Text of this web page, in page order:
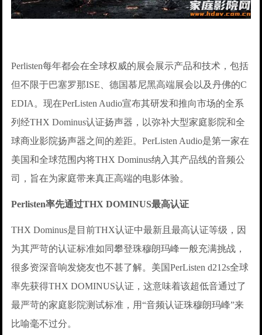
Perlisten每年都会在全球权威的展会展示产品和技术，包括
但不限于巴塞罗那ISE、德国慕尼黑高端展会以及丹佛的C
EDIA。现在PerListen Audio宣布其研发和推向市场的全系
列经THX Dominus认证扬声器，以弥补大型家庭影院和全
球商业影院扬声器之间的差距。PerListen Audio是第一家在
美国和全球范围内将THX Dominus纳入其产品线的音频公
司，旨在为家庭带来真正高端的电影体验。
Perlisten率先通过THX DOMINUS最高认证
THX Dominus是目前THX认证中最新且最高认证等级，因
为其严苛的认证标准如同攀登珠穆朗玛峰一般充满挑战，
很多资深音响发烧友也不甚了解。美国PerListen d212s全球
率先获得THX DOMINUS认证，这意味着该超低音通过了
最严苛的家庭影院测试标准，用“音频认证珠穆朗玛峰”来
比喻毫不过分。